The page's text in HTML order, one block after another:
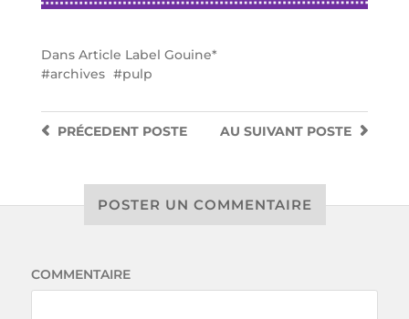
Dans Article Label Gouine*
archives
pulp
AU SUIVANT POSTE
PRÉCEDENTPOSTE
POSTER UN COMMENTAIRE
COMMENTAIRE